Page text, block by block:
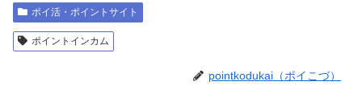
ポイ活・ポイントサイト
ポイントインカム
pointkodukai（ポイこづ）